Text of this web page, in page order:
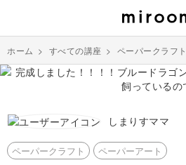
ホーム > すべての講座 > ペーパークラフ
しまりすママ
ペーパークラフト ペーパーアート